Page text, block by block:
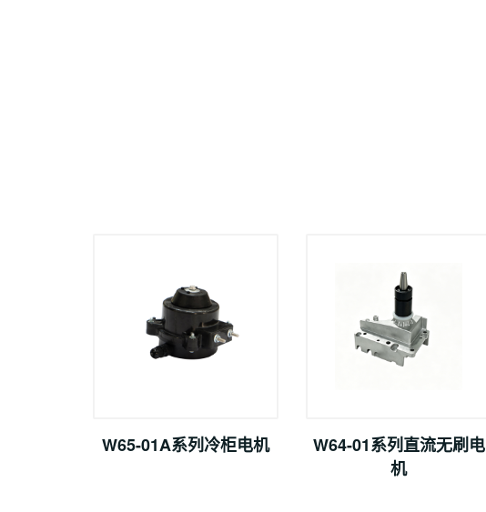
W65-01A系列冷柜电机
W64-01系列直流无刷电
机